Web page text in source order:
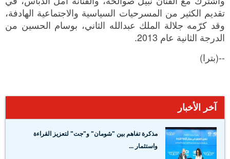
تقديم الكثير من المسرحيات السياسية والاجتماعية الهادفة،
وقد كرّمه جلالة الملك عبدالله الثاني، بوسام الحسين من
الدرجة الثانية عام 2013.
--(بترا)
آخر الأخبار
مذكرة تفاهم بين "شومان" و"جت" لتعزيز القراءة
واستثمار ...